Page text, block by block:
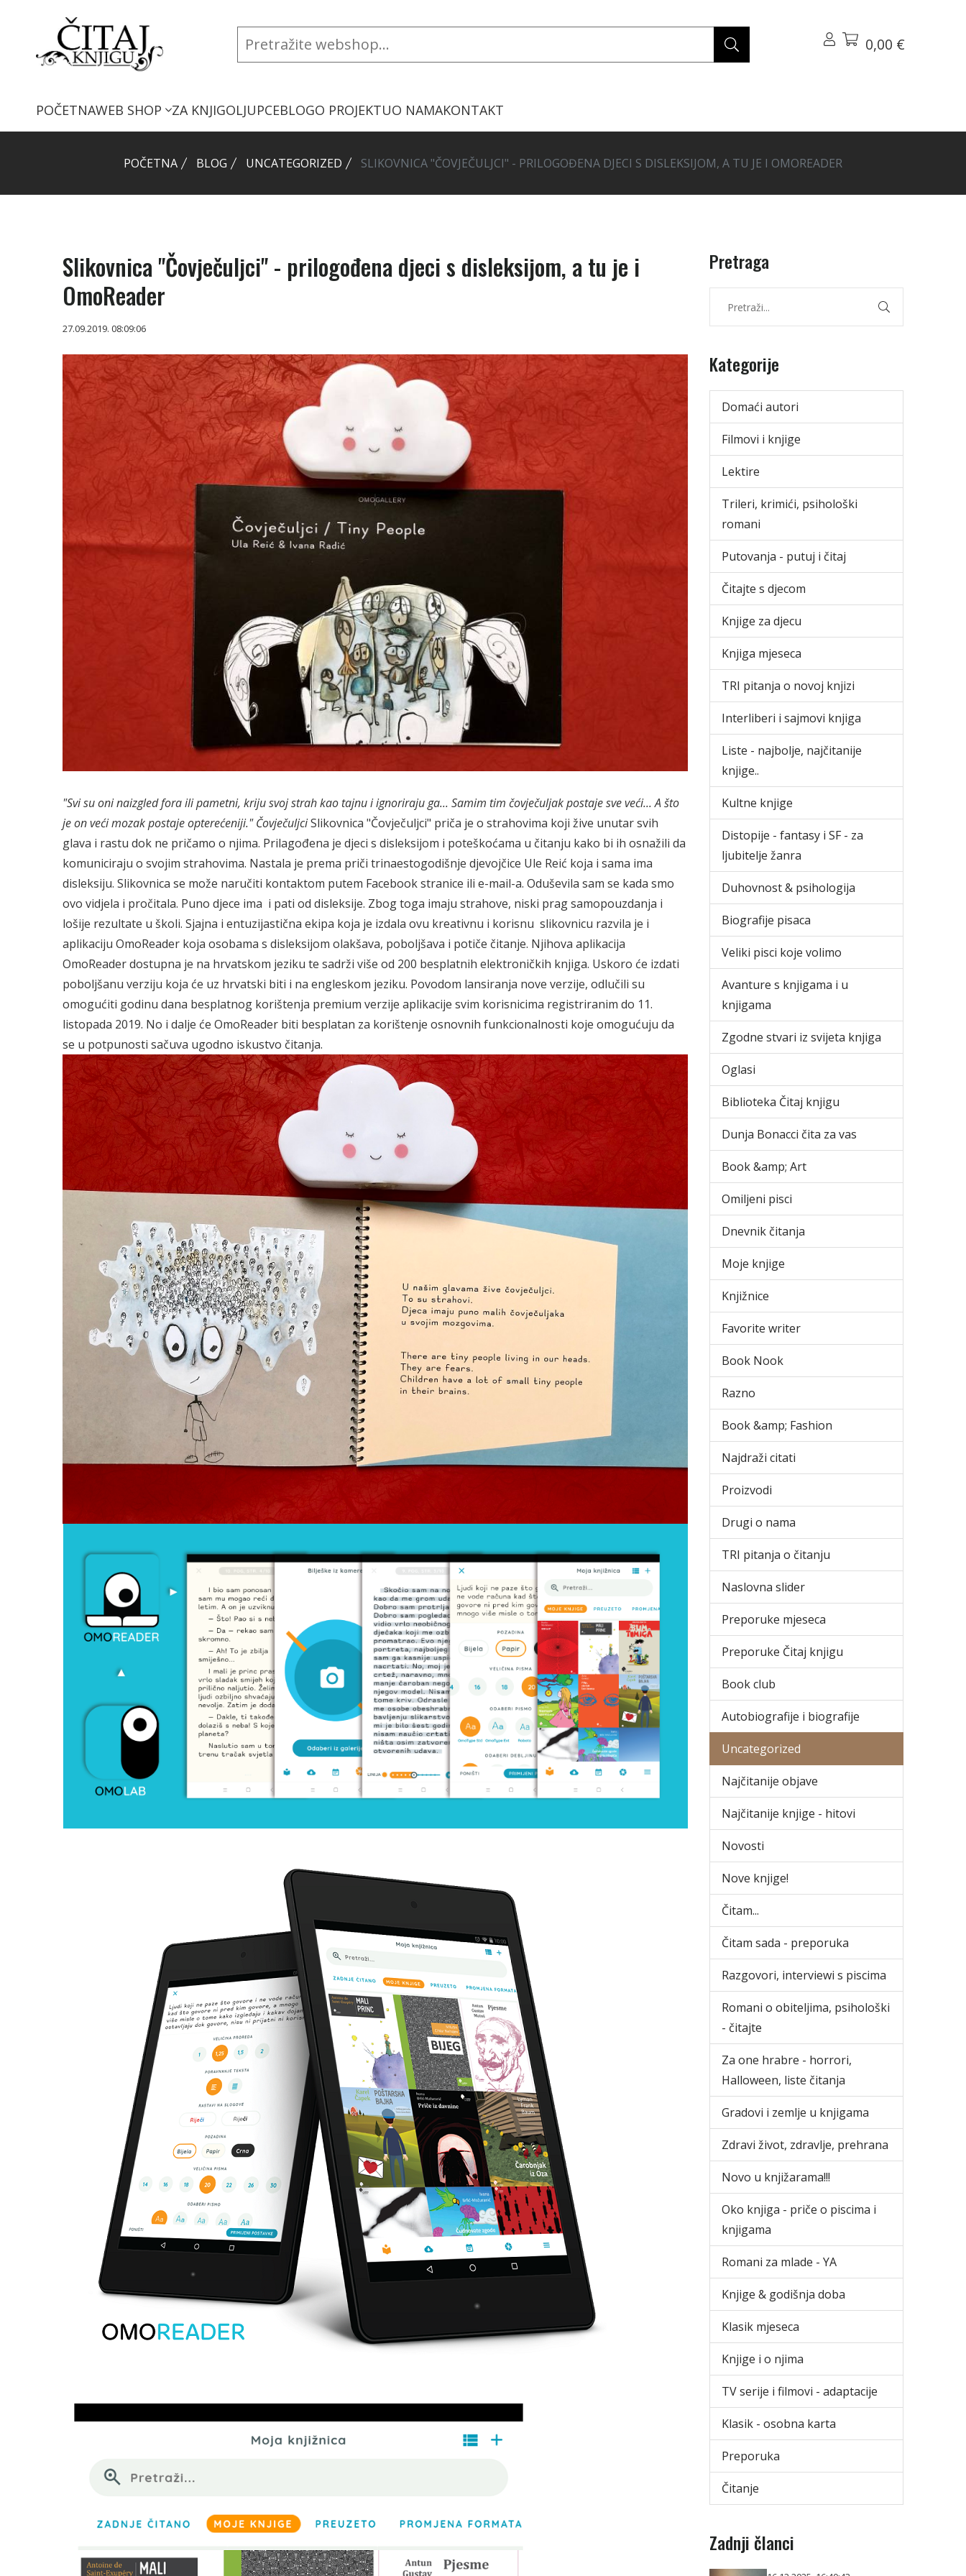
0,00 €
POČETNAWEB SHOP ZA KNJIGOLJUPCEBLOGO PROJEKTUO NAMAKONTAKT
POČETNA BLOG UNCATEGORIZED SLIKOVNICA "ČOVJEČULJCI" - PRILOGOĐENA DJECI S DISLEKSIJOM, A TU JE I OMOREADER
Slikovnica "Čovječuljci" - prilogođena djeci s disleksijom, a tu je i
OmoReader
27.09.2019. 08:09:06
"Svi su oni naizgled fora ili pametni, kriju svoj strah kao tajnu i ignoriraju ga... Samim tim čovječuljak postaje sve veći... A što
je on veći mozak postaje opterećeniji." ČovječuljciSlikovnica "Čovječuljci" priča je o strahovima koji žive unutar svih
glava i rastu dok ne pričamo o njima. Prilagođena je djeci s disleksijom i poteškoćama u čitanju kako bi ih osnažili da
komuniciraju o svojim strahovima. Nastala je prema priči trinaestogodišnje djevojčice Ule Reić koja i sama ima
disleksiju. Slikovnica se može naručiti kontaktom putem Facebook stranice ili e-mail-a. Oduševila sam se kada smo
ovo vidjela i pročitala. Puno djece ima i pati od disleksije. Zbog toga imaju strahove, niski prag samopouzdanja i
lošije rezultate u školi. Sjajna i entuzijastična ekipa koja je izdala ovu kreativnu i korisnu slikovnicu razvila je i
aplikaciju OmoReader koja osobama s disleksijom olakšava, poboljšava i potiče čitanje. Njihova aplikacija
OmoReader dostupna je na hrvatskom jeziku te sadrži više od 200 besplatnih elektroničkih knjiga. Uskoro će izdati
poboljšanu verziju koja će uz hrvatski biti i na engleskom jeziku. Povodom lansiranja nove verzije, odlučili su
omogućiti godinu dana besplatnog korištenja premium verzije aplikacije svim korisnicima registriranim do 11.
listopada 2019. No i dalje će OmoReader biti besplatan za korištenje osnovnih funkcionalnosti koje omogućuju da
se u potpunosti sačuva ugodno iskustvo čitanja.
Pretraga
Kategorije
Domaći autori
Filmovi i knjige
Lektire
Trileri, krimići, psihološki
romani
Putovanja - putuj i čitaj
Čitajte s djecom
Knjige za djecu
Knjiga mjeseca
TRI pitanja o novoj knjizi
Interliberi i sajmovi knjiga
Liste - najbolje, najčitanije
knjige..
Kultne knjige
Distopije - fantasy i SF - za
ljubitelje žanra
Duhovnost & psihologija
Biografije pisaca
Veliki pisci koje volimo
Avanture s knjigama i u
knjigama
Zgodne stvari iz svijeta knjiga
Oglasi
Biblioteka Čitaj knjigu
Dunja Bonacci čita za vas
Book &amp; Art
Omiljeni pisci
Dnevnik čitanja
Moje knjige
Knjižnice
Favorite writer
Book Nook
Razno
Book &amp; Fashion
Najdraži citati
Proizvodi
Drugi o nama
TRI pitanja o čitanju
Naslovna slider
Preporuke mjeseca
Preporuke Čitaj knjigu
Book club
Autobiografije i biografije
Uncategorized
Najčitanije objave
Najčitanije knjige - hitovi
Novosti
Nove knjige!
Čitam...
Čitam sada - preporuka
Razgovori, interviewi s piscima
Romani o obiteljima, psihološki
- čitajte
Za one hrabre - horrori,
Halloween, liste čitanja
Gradovi i zemlje u knjigama
Zdravi život, zdravlje, prehrana
Novo u knjižarama!!!
Oko knjiga - priče o piscima i
knjigama
Romani za mlade - YA
Knjige & godišnja doba
Klasik mjeseca
Knjige i o njima
TV serije i filmovi - adaptacije
Klasik - osobna karta
Preporuka
Čitanje
Zadnji članci